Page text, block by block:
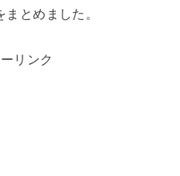
まとめました。
リンク